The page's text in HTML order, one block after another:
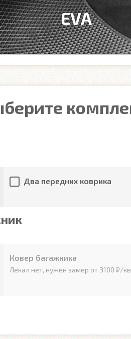
EVA
Два передних коврика
Ковер багажника
Лекал нет, нужен замер от 3100 ₽/